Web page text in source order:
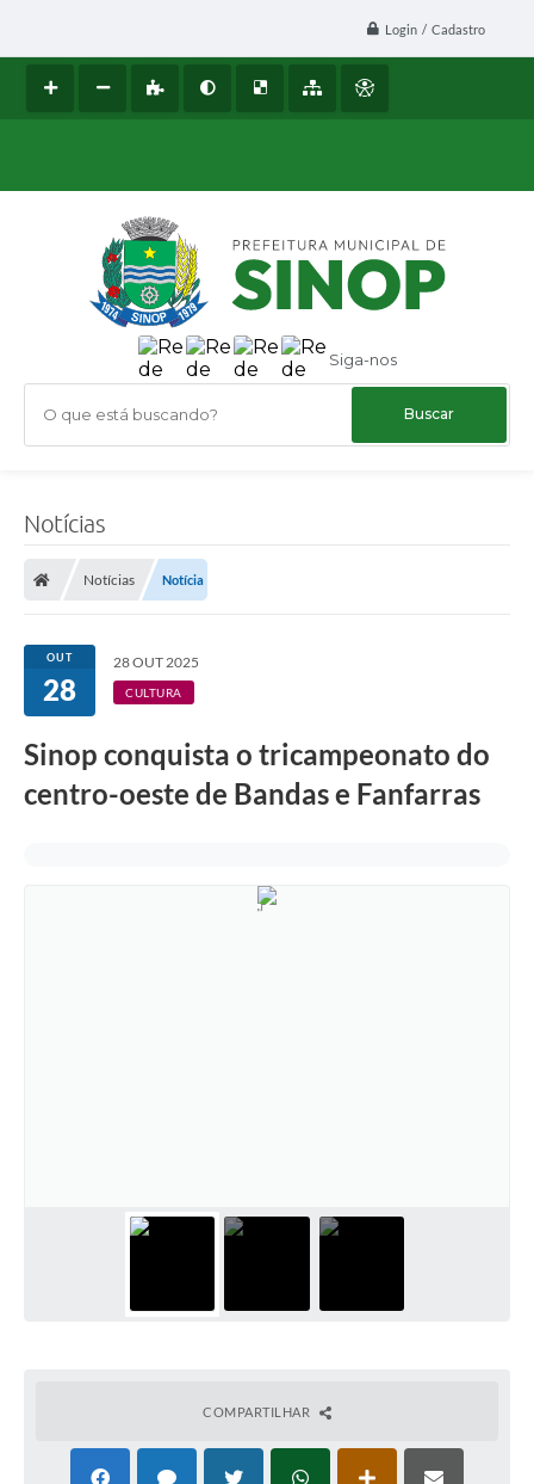
Login / Cadastro
Siga-nos
O que está buscando?
Notícias
Notícias Notícia
OUT
28
28 OUT 2025
CULTURA
Sinop conquista o tricampeonato do
centro-oeste de Bandas e Fanfarras
COMPARTILHAR